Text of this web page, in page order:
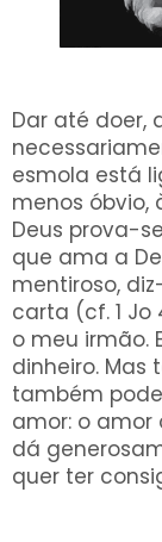
Dar até doer,
esmola está
menos óbvio,
Deus prova-
que ama a
mentiroso,
carta (cf. 1 Jo
o meu irmão.
dinheiro. Mas
também
amor: o amor
dá
quer ter